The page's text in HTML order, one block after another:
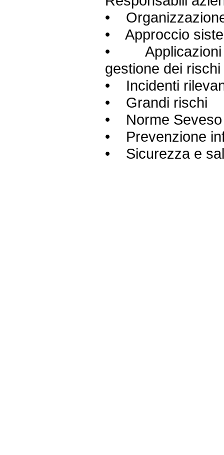
•
• Approccio
• Applicazioni
gestione dei rischi
• Incidenti
• Grandi rischi
•
Norme Seveso
• Prevenzione
• Sicurezza e